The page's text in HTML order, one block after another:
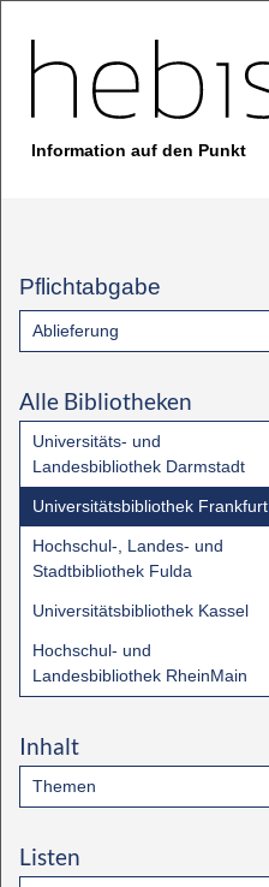
Information auf den Punkt
Pflichtabgabe
Ablieferung
Alle Bibliotheken
Universitäts- und
Landesbibliothek Darmstadt
Universitätsbibliothek Frankfurt
Hochschul-, Landes- und
Stadtbibliothek Fulda
Universitätsbibliothek Kassel
Hochschul- und
Landesbibliothek RheinMain
Inhalt
Themen
Listen